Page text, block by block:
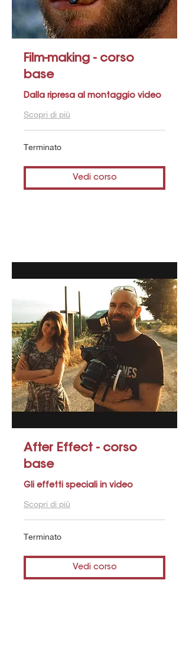
Film-making - corso
base
Dalla ripresa al montaggio video
Scopri di più
Terminato
Vedi corso
After Effect - corso
base
Gli effetti speciali in video
Scopri di più
Terminato
Vedi corso